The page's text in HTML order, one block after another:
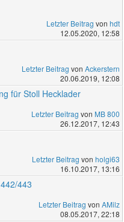
Letzter Beitrag von hdt
12.05.2020, 12:58
Letzter Beitrag von Ackerstern
20.06.2019, 12:08
für Stoll Hecklader
Letzter Beitrag von MB 800
26.12.2017, 12:43
Letzter Beitrag von holgi63
16.10.2017, 13:16
443
Letzter Beitrag von AMilz
08.05.2017, 22:18